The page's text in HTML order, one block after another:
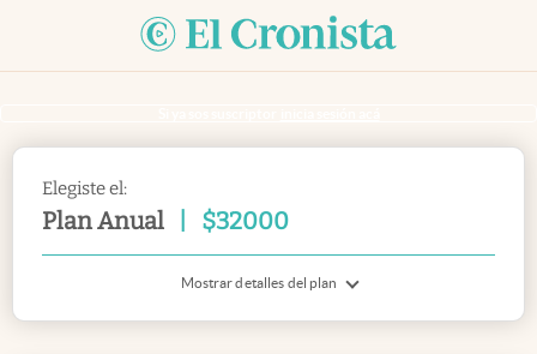
Elegiste el:
Plan Anual $32000
Mostrar detalles del plan